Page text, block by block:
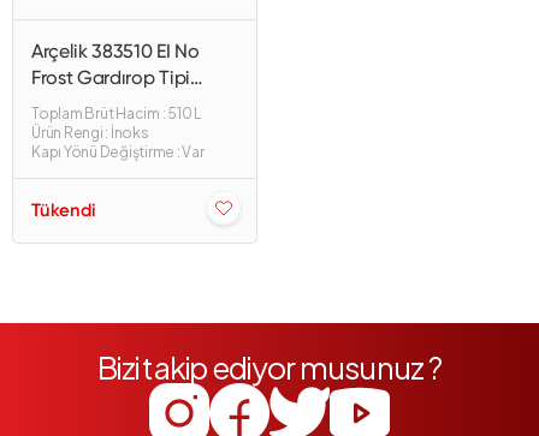
Arçelik 383510 EI No
Frost Gardırop Tipi
Buzdolabı
Toplam Brüt Hacim : 510 L
Ürün Rengi : İnoks
Kapı Yönü Değiştirme : Var
Tükendi
Bizi takip ediyor musunuz ?